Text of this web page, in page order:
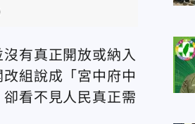
有真正開放或納入
組說成「宮中府中
看不見人民真正需